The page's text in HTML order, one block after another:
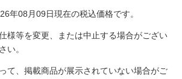
年08月09日現在の税込価格です。
様等を変更、または中止する場合がござい
い。
て、掲載商品が展示されていない場合がご